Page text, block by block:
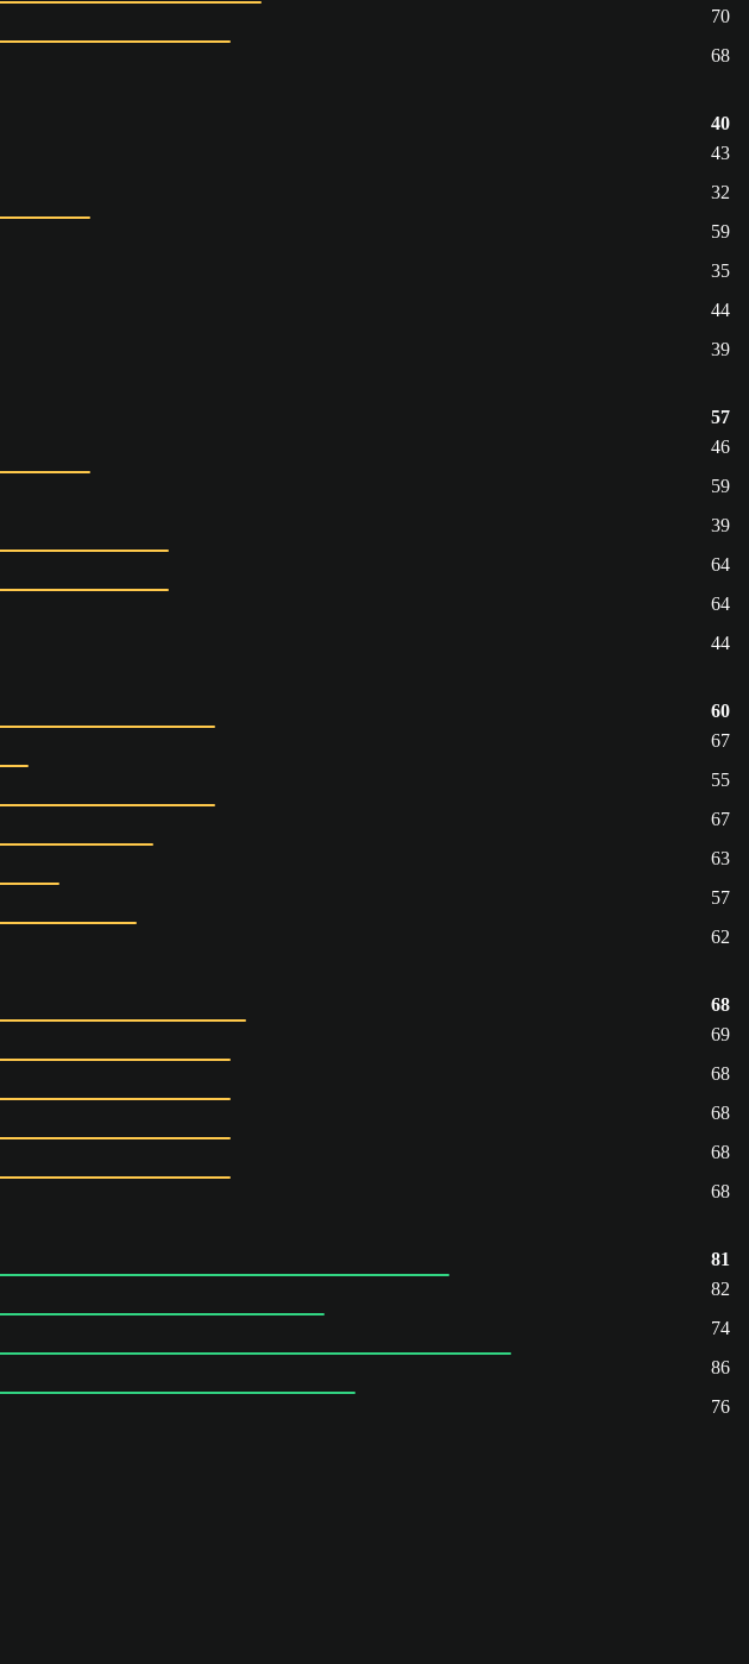
70
68
40
43
32
59
35
44
39
57
46
59
39
64
64
44
60
67
55
67
63
57
62
68
69
68
68
68
68
81
82
74
86
76